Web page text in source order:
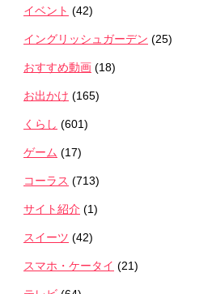
イベント (42)
イングリッシュガーデン (25)
おすすめ動画 (18)
お出かけ (165)
くらし (601)
ゲーム (17)
コーラス (713)
サイト紹介 (1)
スイーツ (42)
スマホ・ケータイ (21)